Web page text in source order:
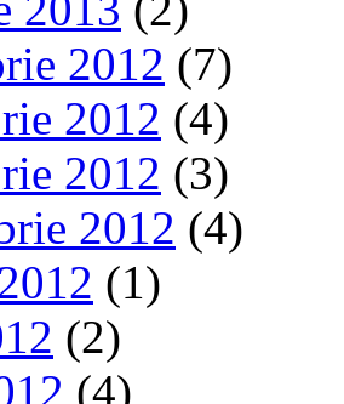
2012 (7)
2012 (4)
2012 (3)
2012 (4)
(1)
(2)
(4)